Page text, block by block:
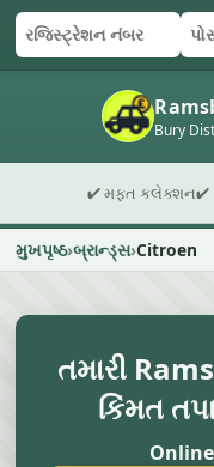
Bury
✔ મફત કલેક્શન✔
મુખપૃષ્ઠ બ્રાન્ડ્સ Citroen
તમારી
કિંમત